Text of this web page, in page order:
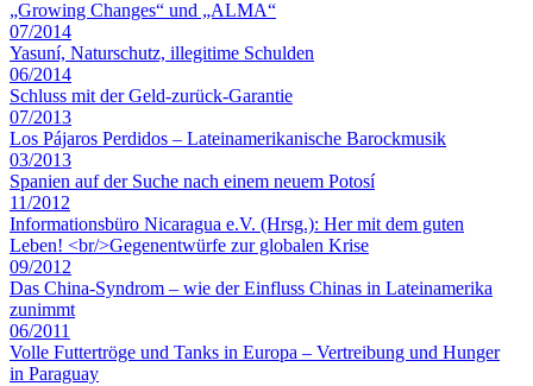
„Growing Changes“ und „ALMA“
07/2014
Yasuní, Naturschutz, illegitime Schulden
06/2014
Schluss mit der Geld-zurück-Garantie
07/2013
Los Pájaros Perdidos – Lateinamerikanische Barockmusik
03/2013
Spanien auf der Suche nach einem neuem Potosí
11/2012
Informationsbüro Nicaragua e.V. (Hrsg.): Her mit dem guten
Leben! <br/>Gegenentwürfe zur globalen Krise
09/2012
Das China-Syndrom – wie der Einfluss Chinas in Lateinamerika
zunimmt
06/2011
Volle Futtertröge und Tanks in Europa – Vertreibung und Hunger
in Paraguay